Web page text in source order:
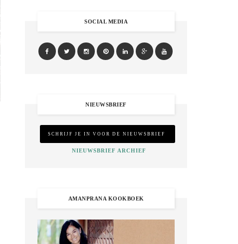
SOCIAL MEDIA
NIEUWSBRIEF
NIEUWSBRIEF ARCHIEF
AMANPRANA KOOKBOEK